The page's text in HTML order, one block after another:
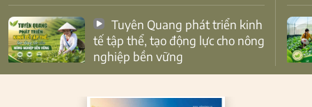
tế tập thể, tạo động lực cho nông
nghiệp bền vững